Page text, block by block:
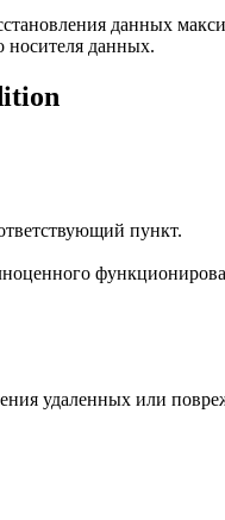
данных
носителя данных.
пункт.
удаленных или